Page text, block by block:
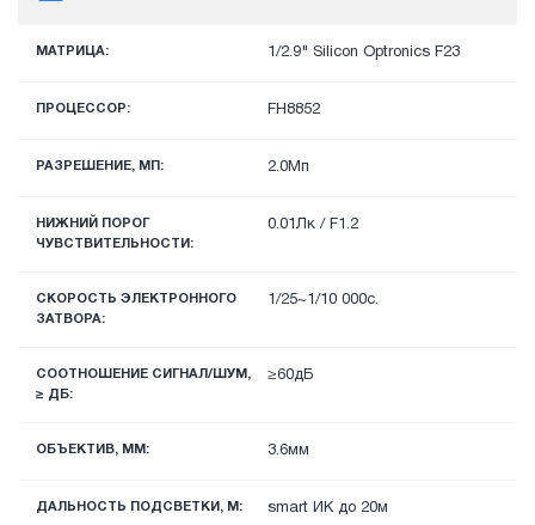
МАТРИЦА: 1/2.9" Silicon Optronics F23
ПРОЦЕССОР: FH8852
РАЗРЕШЕНИЕ, МП: 2.0Мп
НИЖНИЙ ПОРОГ
ЧУВСТВИТЕЛЬНОСТИ:
0.01Лк / F1.2
СКОРОСТЬ ЭЛЕКТРОННОГО
ЗАТВОРА:
1/25~1/10 000с.
СООТНОШЕНИЕ СИГНАЛ/ШУМ,
≥ ДБ:
≥60дБ
ОБЪЕКТИВ, ММ: 3.6мм
ДАЛЬНОСТЬ ПОДСВЕТКИ, М: smart ИК до 20м